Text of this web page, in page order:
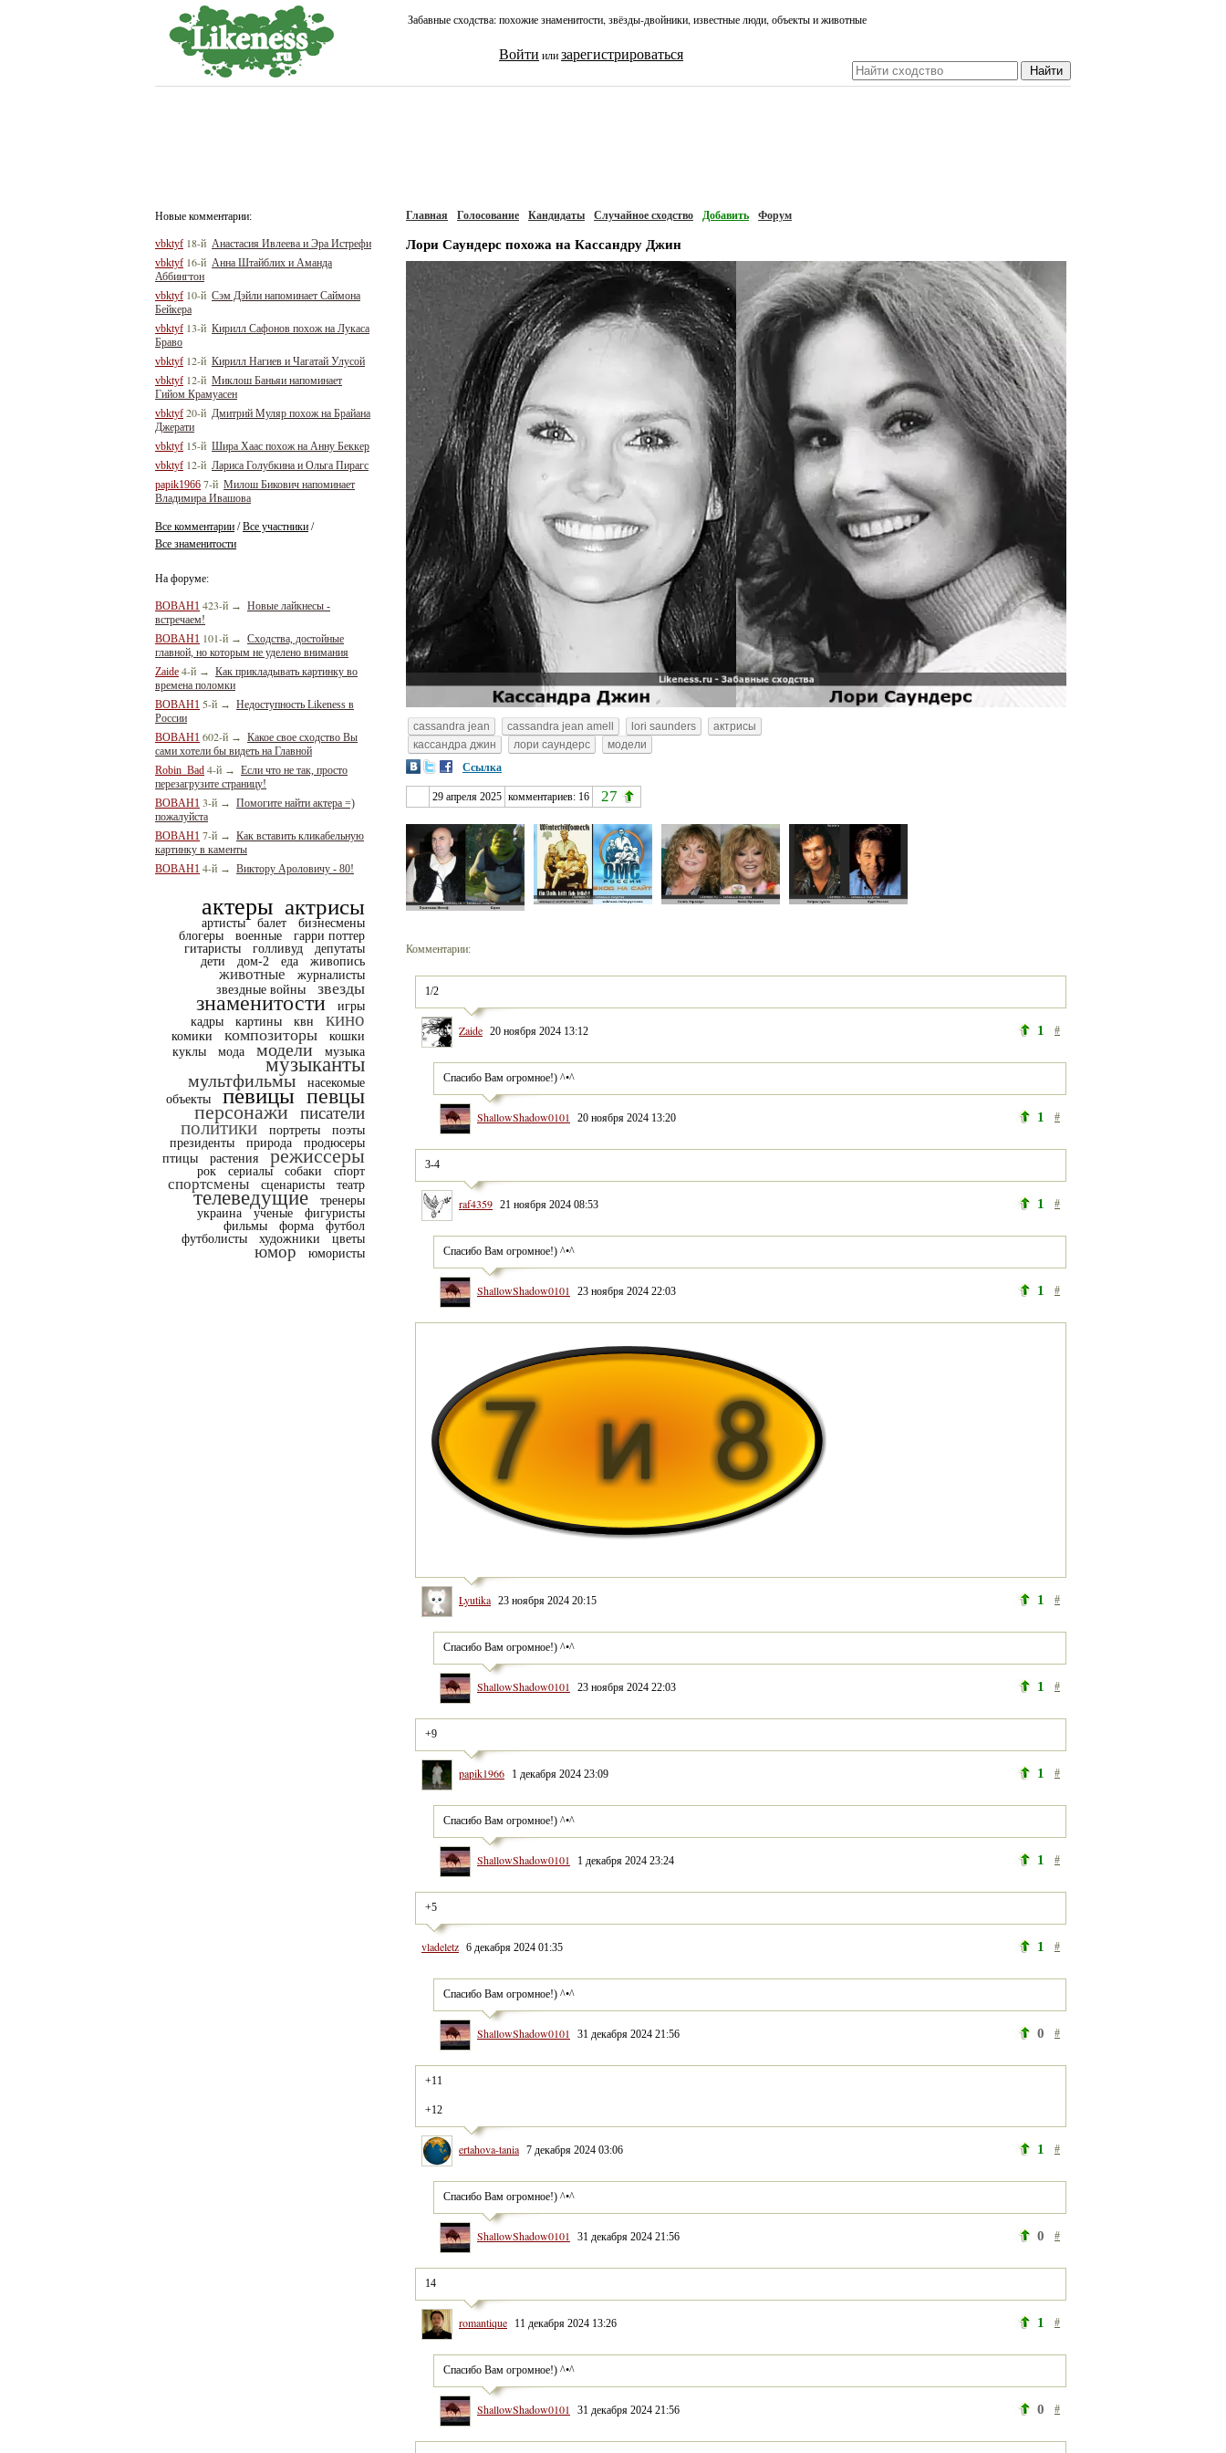
Забавные сходства: похожие знаменитости, звёзды-двойники, известные люди, объекты и животные
Войти или зарегистрироваться
Новые комментарии:
vbktyf 18-й Анастасия Ивлеева и Эра Истрефи
vbktyf 16-й Анна Штайблих и Аманда
Аббингтон
vbktyf 10-й Сэм Дэйли напоминает Саймона
Бейкера
vbktyf 13-й Кирилл Сафонов похож на Лукаса
Браво
vbktyf 12-й Кирилл Нагиев и Чагатай Улусой
vbktyf 12-й Миклош Баньяи напоминает
Гийом Крамуасен
vbktyf 20-й Дмитрий Муляр похож на Брайана
Джерати
vbktyf 15-й Шира Хаас похож на Анну Беккер
vbktyf 12-й Лариса Голубкина и Ольга Пирагс
papik1966 7-й Милош Бикович напоминает
Владимира Ивашова
Все комментарии /Все участники /
Все знаменитости
На форуме:
BOBAH1 423-й → Новые лайкнесы -
встречаем!
BOBAH1 101-й → Сходства, достойные
главной, но которым не уделено внимания
Zaide 4-й → Как прикладывать картинку во
времена поломки
BOBAH1 5-й → Недоступность Likeness в
России
BOBAH1 602-й → Какое свое сходство Вы
сами хотели бы видеть на Главной
Robin_Bad 4-й → Если что не так, просто
перезагрузите страницу!
BOBAH1 3-й → Помогите найти актера =)
пожалуйста
BOBAH1 7-й → Как вставить кликабельную
картинку в каменты
BOBAH1 4-й → Виктору Ароловичу - 80!
актеры актрисы
артисты балет
бизнесмены
блогеры
военные
гарри поттер
гитаристы
голливуд
депутаты
дети
дом-2 еда живопись
животные
журналисты
звездные войны
звезды
знаменитости
игры
кадры
картины квн кино
комики композиторы
кошки
куклы
мода модели музыка
музыканты
мультфильмы
насекомые
объекты
певицы певцы
персонажи писатели
политики портреты
поэты
президенты
природа
продюсеры
птицы
растения режиссеры
рок сериалы собаки спорт
спортсмены сценаристы театр
телеведущие
тренеры
украина
ученые
фигуристы
фильмы
форма
футбол
футболисты
художники цветы
юмор юмористы
Главная Голосование Кандидаты Случайное сходство Добавить Форум
Лори Саундерс похожа на Кассандру Джин
cassandra jean cassandra jean amell lori saunders
актрисы
кассандра джин
лори саундерс
модели
Ссылка
29 апреля 2025 комментариев: 16 27
Комментарии:
1/2
Zaide 20 ноября 2024 13:12 1 #
Спасибо Вам огромное!) ^•^
ShallowShadow0101 20 ноября 2024 13:20 1 #
3-4
raf4359 21 ноября 2024 08:53 1 #
Спасибо Вам огромное!) ^•^
ShallowShadow0101 23 ноября 2024 22:03 1 #
Lyutika 23 ноября 2024 20:15 1 #
Спасибо Вам огромное!) ^•^
ShallowShadow0101 23 ноября 2024 22:03 1 #
+9
papik1966 1 декабря 2024 23:09 1 #
Спасибо Вам огромное!) ^•^
ShallowShadow0101 1 декабря 2024 23:24 1 #
+5
vladeletz 6 декабря 2024 01:35 1 #
Спасибо Вам огромное!) ^•^
ShallowShadow0101 31 декабря 2024 21:56 0 #
+12
ertahova-tania 7 декабря 2024 03:06 1 #
Спасибо Вам огромное!) ^•^
ShallowShadow0101 31 декабря 2024 21:56 0 #
14
romantique 11 декабря 2024 13:26 1 #
Спасибо Вам огромное!) ^•^
ShallowShadow0101 31 декабря 2024 21:56 0 #